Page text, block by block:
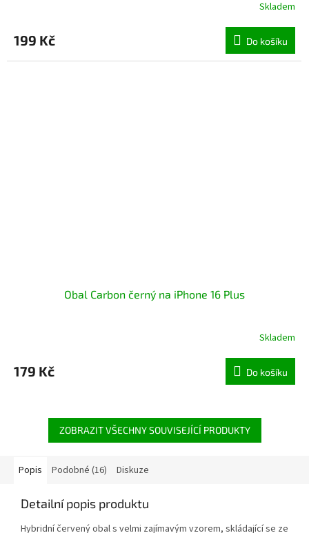
produktu
je
5,0
Skladem
199 Kč Do košíku
Obal Carbon černý na iPhone 16 Plus
Skladem
179 Kč Do košíku
ZOBRAZIT VŠECHNY SOUVISEJÍCÍ PRODUKTY
Popis Podobné (16) Diskuze
Detailní popis produktu
Hybridní červený obal s velmi zajímavým vzorem, skládající se ze